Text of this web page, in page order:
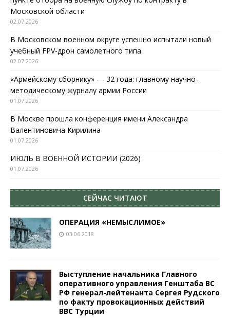
Московской области
02.07.2026
В Московском военном округе успешно испытали новый
учебный FPV-дрон самолетного типа
02.07.2026
«Армейскому сборнику» — 32 года: главному научно-
методическому журналу армии России
01.07.2026
В Москве прошла конференция имени Александра
Валентиновича Кирилина
01.07.2026
ИЮЛЬ В ВОЕННОЙ ИСТОРИИ (2026)
01.07.2026
СЕЙЧАС ЧИТАЮТ
ОПЕРАЦИЯ «НЕМЫСЛИМОЕ»
03.06.2018
Выступление начальника Главного
оперативного управления Генштаба ВС
РФ генерал-лейтенанта Сергея Рудского
по факту провокационных действий
ВВС Турции